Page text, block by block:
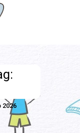
2026